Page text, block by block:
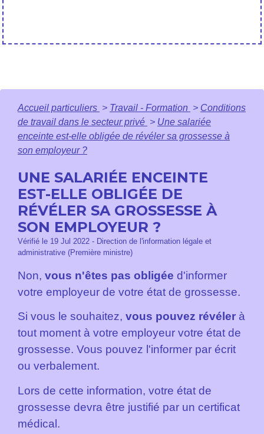
Accueil particuliers > Travail - Formation > Conditions
de travail dans le secteur privé > Une salariée
enceinte est-elle obligée de révéler sa grossesse à
son employeur ?
UNE SALARIÉE ENCEINTE
EST-ELLE OBLIGÉE DE
RÉVÉLER SA GROSSESSE À
SON EMPLOYEUR ?
Vérifié le 19 Jul 2022 - Direction de l'information légale et
administrative (Première ministre)
Non, vous n'êtes pas obligée d'informer
votre employeur de votre état de grossesse.
Si vous le souhaitez, vous pouvez révéler à
tout moment à votre employeur votre état de
grossesse. Vous pouvez l'informer par écrit
ou verbalement.
Lors de cette information, votre état de
grossesse devra être justifié par un certificat
médical.